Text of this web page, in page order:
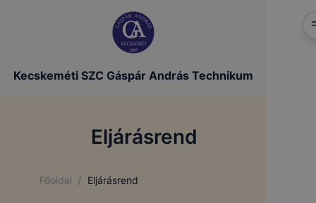
Kecskeméti SZC Gáspár András Technikum
Eljárásrend
Főoldal / Eljárásrend